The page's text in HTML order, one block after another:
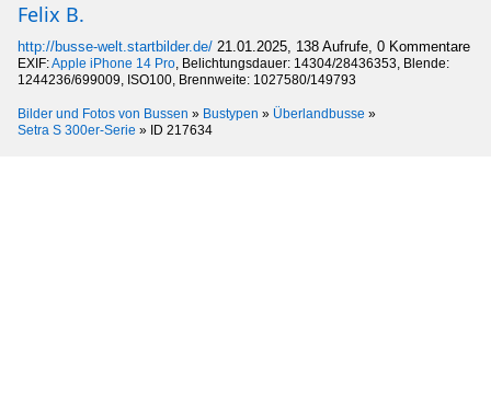
Felix B.
http://busse-welt.startbilder.de/ 21.01.2025, 138 Aufrufe, 0 Kommentare
EXIF:Apple iPhone 14 Pro, Belichtungsdauer: 14304/28436353, Blende:
1244236/699009, ISO100, Brennweite: 1027580/149793
Bilder und Fotos von Bussen » Bustypen » Überlandbusse »
Setra S 300er-Serie » ID 217634